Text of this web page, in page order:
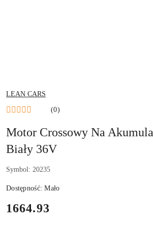
NAZWA
PRODUCENTA:
LEAN CARS
(0)
Motor Crossowy Na
Biały 36V
Symbol: 20235
Dostępność:Mało
cena:
1664.93